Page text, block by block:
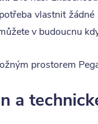
vlastnit
v budoucnu
a